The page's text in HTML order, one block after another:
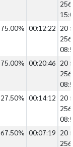
75.00% 00:12:22 20
75.00% 00:20:46 20
27.50% 00:14:12 20
67.50% 00:07:19 20